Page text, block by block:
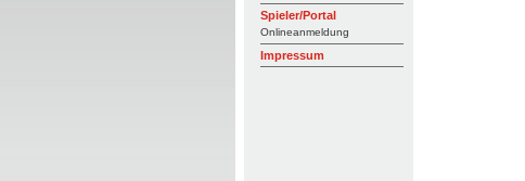
Spieler/Portal
Onlineanmeldung
Impressum